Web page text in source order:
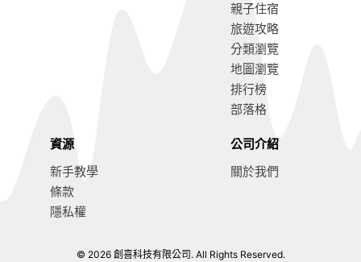
親子住宿
旅遊攻略
分類瀏覽
地圖瀏覽
排行榜
部落格
資源
新手教學
條款
隱私權
公司介紹
關於我們
© 2026 創喜科技有限公司. All Rights Reserved.